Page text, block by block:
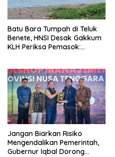
Batu Bara Tumpah di Teluk
Benete, HNSI Desak Gakkum
KLH Periksa Pemasok:
Jangan Biarkan Risiko
Mengendalikan Pemerintah,
Gubernur Iqbal Dorong